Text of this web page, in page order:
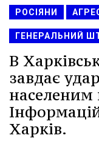
РОСІЯНИ
ГЕНЕРАЛЬНИЙ
В
завдає
населеним
Харків.